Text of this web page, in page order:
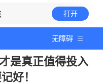
打开
无障碍
是真正值得投入
好！